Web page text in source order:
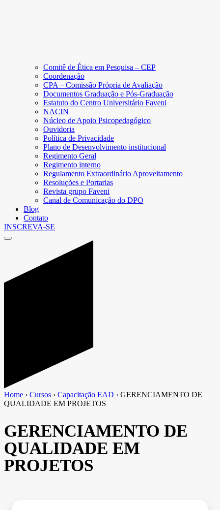
Comitê de Ética em Pesquisa – CEP
Coordenação
CPA – Comissão Própria de Avaliação
Documentos Graduação e Pós-Graduação
Estatuto do Centro Universitário Faveni
NACIN
Núcleo de Apoio Psicopedagógico
Ouvidoria
Política de Privacidade
Plano de Desenvolvimento institucional
Regimento Geral
Regimento interno
Regulamento Extraordinário Aproveitamento
Resoluções e Portarias
Revista grupo Faveni
Canal de Comunicação do DPO
Blog
Contato
INSCREVA-SE
Home › Cursos › Capacitação EAD › GERENCIAMENTO DE
QUALIDADE EM PROJETOS
GERENCIAMENTO DE
QUALIDADE EM
PROJETOS